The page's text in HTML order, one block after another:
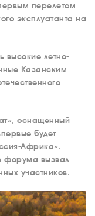
перелетом
эксплуатанта на
высокие летно-
Казанским
оснащенный
будет
Африка».
форума вызвал
участников.